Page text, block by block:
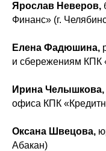
Ярослав Неверов,
Финанс» (г.
Елена Фадюшина,
и сбережениям КПК
Ирина Челышкова,
офиса КПК
Оксана Швецова,
Абакан)